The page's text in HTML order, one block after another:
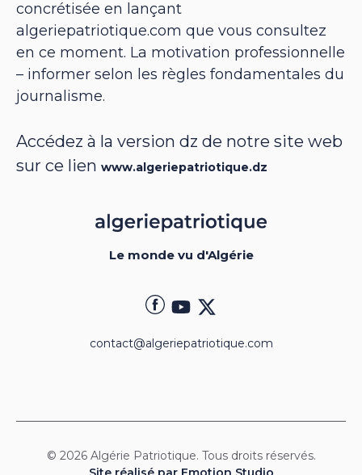
concrétisée en lançant
algeriepatriotique.com que vous consultez
en ce moment. La motivation professionnelle
– informer selon les règles fondamentales du
journalisme.
Accédez à la version dz de notre site web
sur ce lien www.algeriepatriotique.dz
Le monde vu d'Algérie
contact@algeriepatriotique.com
© 2026 Algérie Patriotique. Tous droits réservés.